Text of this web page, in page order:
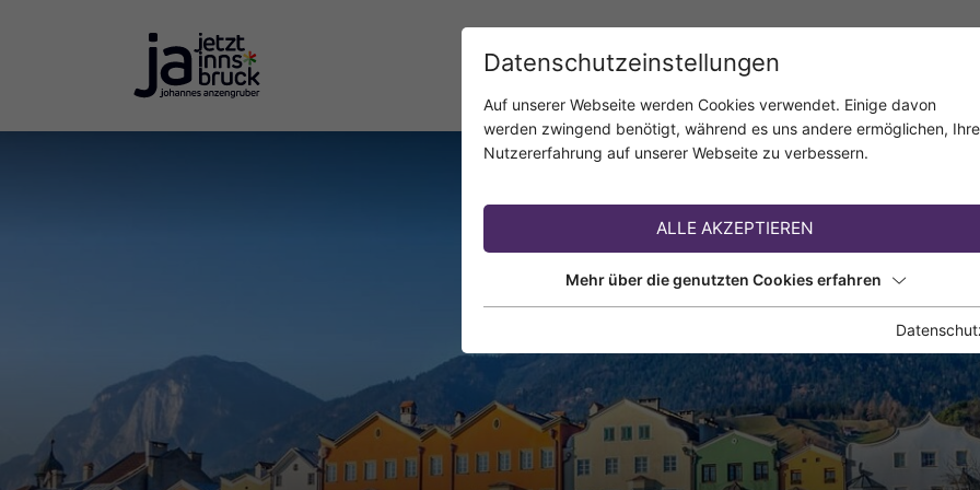
Datenschutzeinstellungen
Auf unserer Webseite werden Cookies verwendet. Einige davon
werden zwingend benötigt, während es uns andere ermöglichen, Ihre
Nutzererfahrung auf unserer Webseite zu verbessern.
ALLE AKZEPTIEREN
Mehr über die genutzten Cookies erfahren